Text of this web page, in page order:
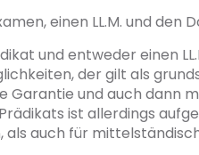
einen LL.M. und den
und entweder einen
der gilt als
und auch dann
ist allerdings
auch für